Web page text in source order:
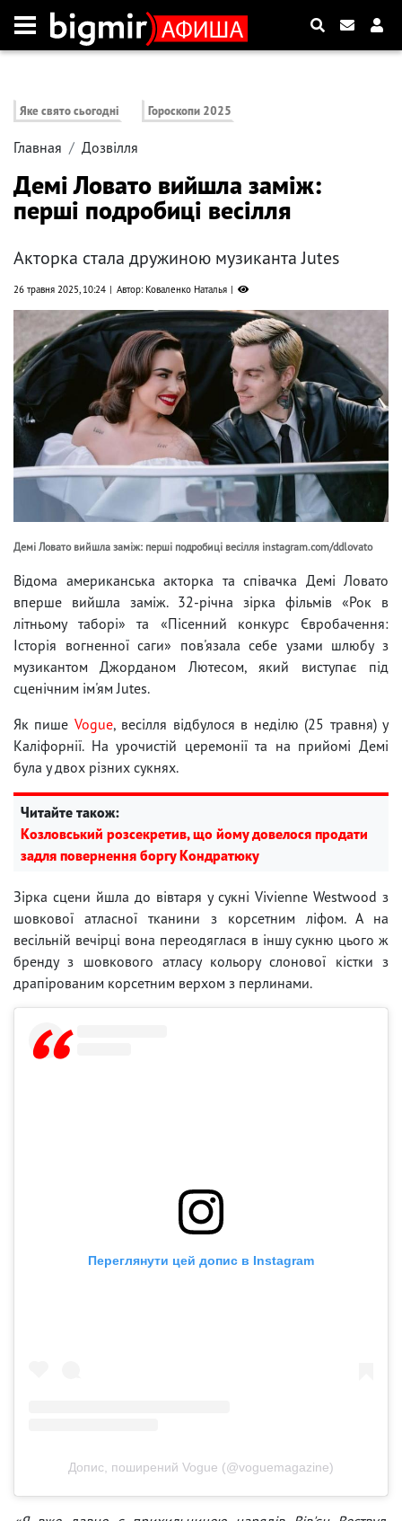
Яке свято сьогодні Гороскопи 2025
Главная Дозвілля
Демі Ловато вийшла заміж:
перші подробиці весілля
Акторка стала дружиною музиканта Jutes
26 травня 2025, 10:24 Автор: Коваленко Наталья
Демі Ловато вийшла заміж: перші подробиці весілля instagram.com/ddlovato
Відома американська акторка та співачка Демі Ловато
вперше вийшла заміж. 32-річна зірка фільмів «Рок в
літньому таборі» та «Пісенний конкурс Євробачення:
Історія вогненної саги» пов'язала себе узами шлюбу з
музикантом Джорданом Лютесом, який виступає під
сценічним ім'ям Jutes.
Як пише Vogue, весілля відбулося в неділю (25 травня) у
Каліфорнії. На урочистій церемонії та на прийомі Демі
була у двох різних сукнях.
Читайте також:
Козловський розсекретив, що йому довелося продати
задля повернення боргу Кондратюку
Зірка сцени йшла до вівтаря у сукні Vivienne Westwood з
шовкової атласної тканини з корсетним ліфом. А на
весільній вечірці вона переодяглася в іншу сукню цього ж
бренду з шовкового атласу кольору слонової кістки з
драпірованим корсетним верхом з перлинами.
Переглянути цей допис в Instagram
Допис, поширений Vogue (@voguemagazine)